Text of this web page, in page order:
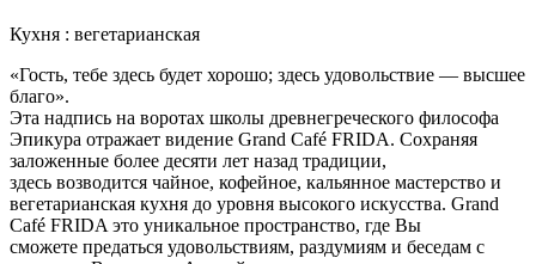
Кухня : вегетарианская
«Гость, тебе здесь будет хорошо; здесь удовольствие — высшее
благо».
Эта надпись на воротах школы древнегреческого философа
Эпикура отражает видение Grand Café FRIDA. Сохраняя
заложенные более десяти лет назад традиции,
здесь возводится чайное, кофейное, кальянное мастерство и
вегетарианская кухня до уровня высокого искусства. Grand
Café FRIDA это уникальное пространство, где Вы
сможете предаться удовольствиям, раздумиям и беседам с